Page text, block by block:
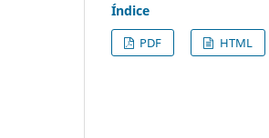
Índice
PDF HTML